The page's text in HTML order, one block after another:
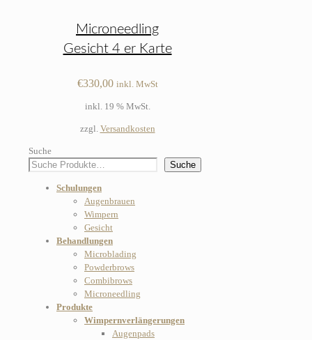
Microneedling
Gesicht 4 er Karte
€330,00 inkl. MwSt
inkl. 19 % MwSt.
zzgl. Versandkosten
Suche
Suche
Schulungen
Augenbrauen
Wimpern
Gesicht
Behandlungen
Microblading
Powderbrows
Combibrows
Microneedling
Produkte
Wimpernverlängerungen
Augenpads